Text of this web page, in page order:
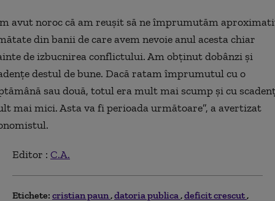
avut noroc că am reușit să ne împrumutăm
din banii de care avem nevoie anul acesta chiar
de izbucnirea conflictului. Am obținut dobânzi și
destul de bune. Dacă ratam împrumutul cu o
sau două, totul era mult mai scump și cu
mai mici. Asta va fi perioada următoare”, a avertizat
Editor : C.A.
Etichete: cristian paun datoria publica deficit crescut